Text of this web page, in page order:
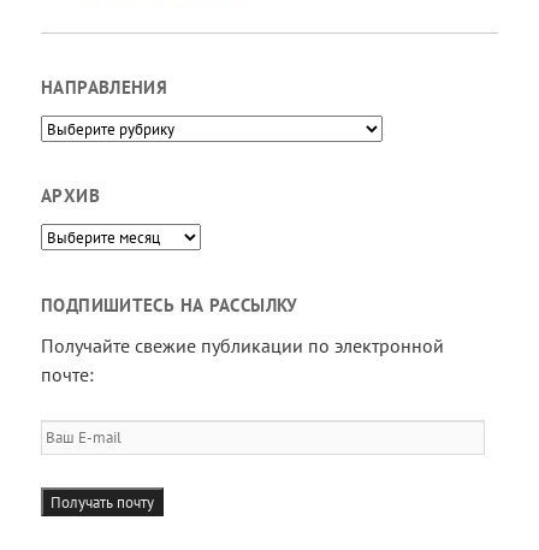
НАПРАВЛЕНИЯ
Направления
АРХИВ
Архив
ПОДПИШИТЕСЬ НА РАССЫЛКУ
Получайте свежие публикации по электронной
почте:
Ваш
E-
mail
Получать почту